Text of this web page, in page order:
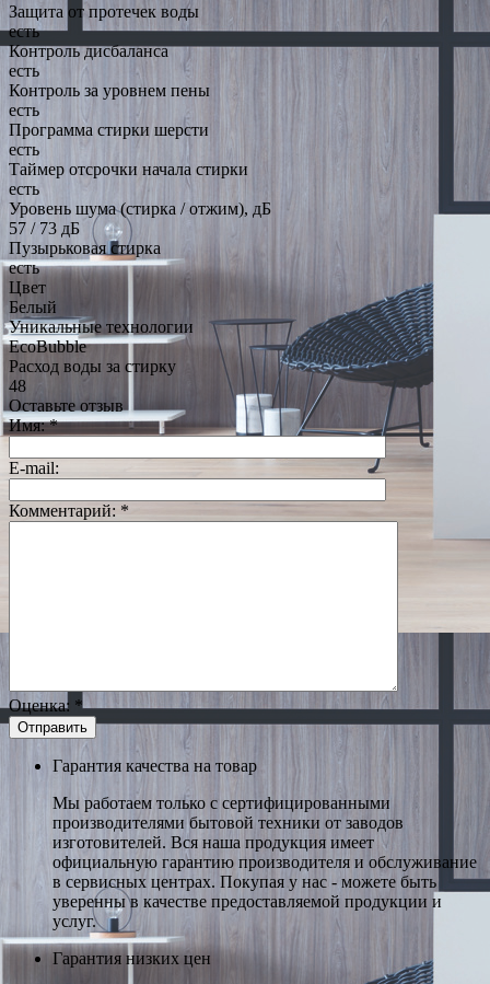
Защита от протечек воды
есть
Контроль дисбаланса
есть
Контроль за уровнем пены
есть
Программа стирки шерсти
есть
Таймер отсрочки начала стирки
есть
Уровень шума (стирка / отжим), дБ
57 / 73 дБ
Пузырьковая стирка
есть
Цвет
Белый
Уникальные технологии
EcoBubble
Расход воды за стирку
48
Оставьте отзыв
Имя:*
E-mail:
Комментарий: *
Оценка: *
Гарантия качества на товар
Мы работаем только с сертифицированными
производителями бытовой техники от заводов
изготовителей. Вся наша продукция имеет
официальную гарантию производителя и обслуживание
в сервисных центрах. Покупая у нас - можете быть
уверенны в качестве предоставляемой продукции и
услуг.
Гарантия низких цен